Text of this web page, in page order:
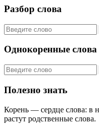
Разбор слова
Однокоренные слова
Полезно знать
Корень — сердце слова: в
растут родственные слова.